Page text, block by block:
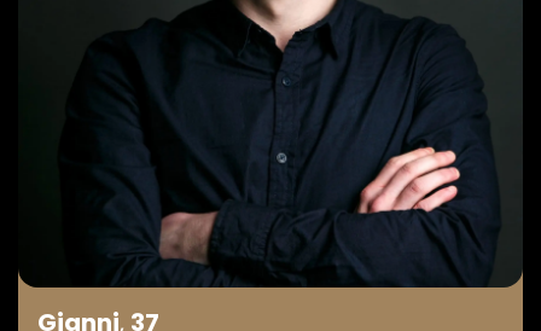
Gianni, 37